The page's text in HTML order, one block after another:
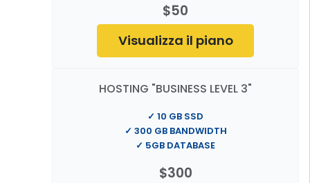
$50
Visualizza il piano
HOSTING "BUSINESS LEVEL 3"
$300
✓ 10 GB SSD
✓ 300 GB BANDWIDTH
✓ 5GB DATABASE